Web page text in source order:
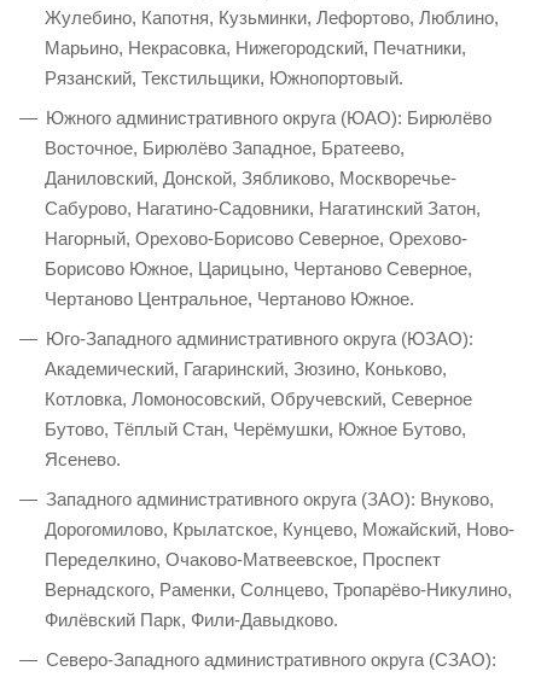
Жулебино, Капотня, Кузьминки, Лефортово, Люблино,
Марьино, Некрасовка, Нижегородский, Печатники,
Рязанский, Текстильщики, Южнопортовый.
Южного административного округа (ЮАО): Бирюлёво
Восточное, Бирюлёво Западное, Братеево,
Даниловский, Донской, Зябликово, Москворечье-
Сабурово, Нагатино-Садовники, Нагатинский Затон,
Нагорный, Орехово-Борисово Северное, Орехово-
Борисово Южное, Царицыно, Чертаново Северное,
Чертаново Центральное, Чертаново Южное.
Юго-Западного административного округа (ЮЗАО):
Академический, Гагаринский, Зюзино, Коньково,
Котловка, Ломоносовский, Обручевский, Северное
Бутово, Тёплый Стан, Черёмушки, Южное Бутово,
Ясенево.
Западного административного округа (ЗАО): Внуково,
Дорогомилово, Крылатское, Кунцево, Можайский, Ново-
Переделкино, Очаково-Матвеевское, Проспект
Вернадского, Раменки, Солнцево, Тропарёво-Никулино,
Филёвский Парк, Фили-Давыдково.
Северо-Западного административного округа (СЗАО):